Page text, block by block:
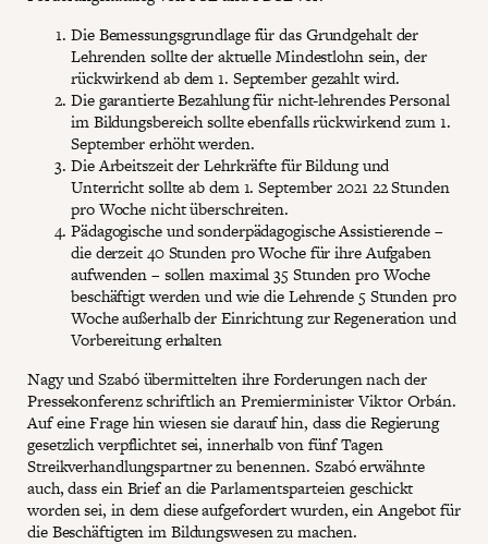
Die Bemessungsgrundlage für das Grundgehalt der
Lehrenden sollte der aktuelle Mindestlohn sein, der
rückwirkend ab dem 1. September gezahlt wird.
Die garantierte Bezahlung für nicht-lehrendes Personal
im Bildungsbereich sollte ebenfalls rückwirkend zum 1.
September erhöht werden.
Die Arbeitszeit der Lehrkräfte für Bildung und
Unterricht sollte ab dem 1. September 2021 22 Stunden
pro Woche nicht überschreiten.
Pädagogische und sonderpädagogische Assistierende –
die derzeit 40 Stunden pro Woche für ihre Aufgaben
aufwenden – sollen maximal 35 Stunden pro Woche
beschäftigt werden und wie die Lehrende 5 Stunden pro
Woche außerhalb der Einrichtung zur Regeneration und
Vorbereitung erhalten
Nagy und Szabó übermittelten ihre Forderungen nach der
Pressekonferenz schriftlich an Premierminister Viktor Orbán.
Auf eine Frage hin wiesen sie darauf hin, dass die Regierung
gesetzlich verpflichtet sei, innerhalb von fünf Tagen
Streikverhandlungspartner zu benennen. Szabó erwähnte
auch, dass ein Brief an die Parlamentsparteien geschickt
worden sei, in dem diese aufgefordert wurden, ein Angebot für
die Beschäftigten im Bildungswesen zu machen.